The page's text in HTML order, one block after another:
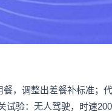
，调整出差餐补标准；
验：无人驾驶，时速